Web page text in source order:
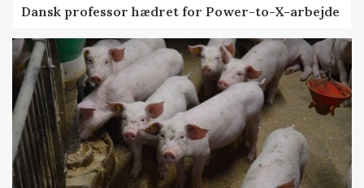
Dansk professor hædret for Power-to-X-arbejde